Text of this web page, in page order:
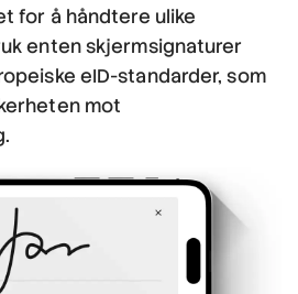
for å håndtere ulike
enten skjermsignaturer
eID-standarder, som
mot